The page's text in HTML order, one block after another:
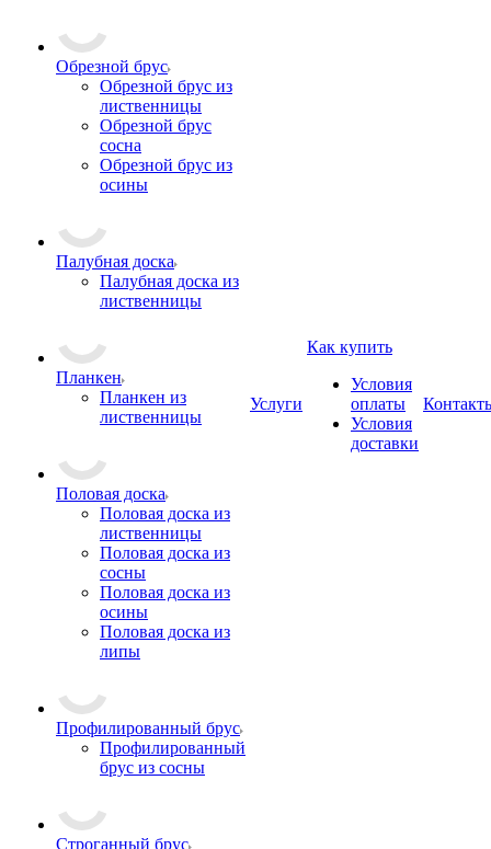
Обрезной брус
Обрезной брус из
лиственницы
Обрезной брус
сосна
Обрезной брус из
осины
Палубная доска
Палубная доска из
лиственницы
Планкен
Планкен из
лиственницы
Половая доска
Половая доска из
лиственницы
Половая доска из
сосны
Половая доска из
осины
Половая доска из
липы
Профилированный брус
Профилированный
брус из сосны
Строганный брус
Услуги
Как купить
Условия
оплаты
Условия
доставки